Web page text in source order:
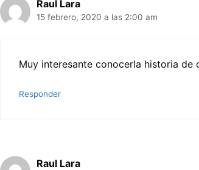
Raul Lara
15 febrero, 2020 a las 2:00 am
Muy interesante conocerla historia
Responder
Raul Lara